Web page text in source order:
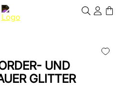
UND
GLITTER